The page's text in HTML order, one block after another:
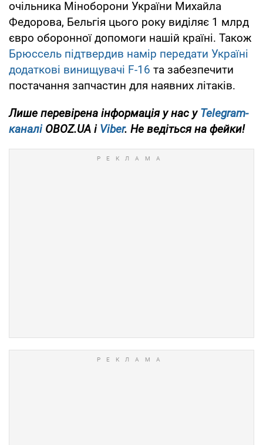
очільника Міноборони України Михайла
Федорова, Бельгія цього року виділяє 1 млрд
євро оборонної допомоги нашій країні. Також
Брюссель підтвердив намір передати Україні
додаткові винищувачі F-16 та забезпечити
постачання запчастин для наявних літаків.
Лише перевірена інформація у нас уTelegram-
каналіOBOZ.UA і Viber. Не ведіться на фейки!